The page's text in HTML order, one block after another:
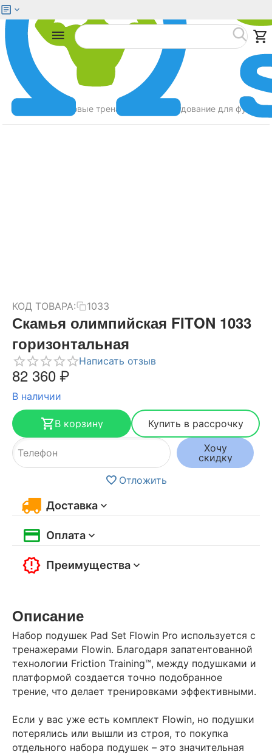
Силовые тренажеры Оборудование для
КОД ТОВАРА: 1033
Скамья олимпийская FITON 1033
горизонтальная
Написать отзыв
82 360₽
В наличии
В корзину
Купить в рассрочку
Хочу
скидку
Отложить
Доставка
Оплата
Преимущества
Описание
Набор подушек Pad Set Flowin Pro используется с
тренажерами Flowin. Благодаря запатентованной
технологии Friction Training™, между подушками и
платформой создается точно подобранное
трение, что делает тренировками эффективными.
Если у вас уже есть комплект Flowin, но подушки
потерялись или вышли из строя, то покупка
отдельного набора подушек – это значительная
Меню Найти